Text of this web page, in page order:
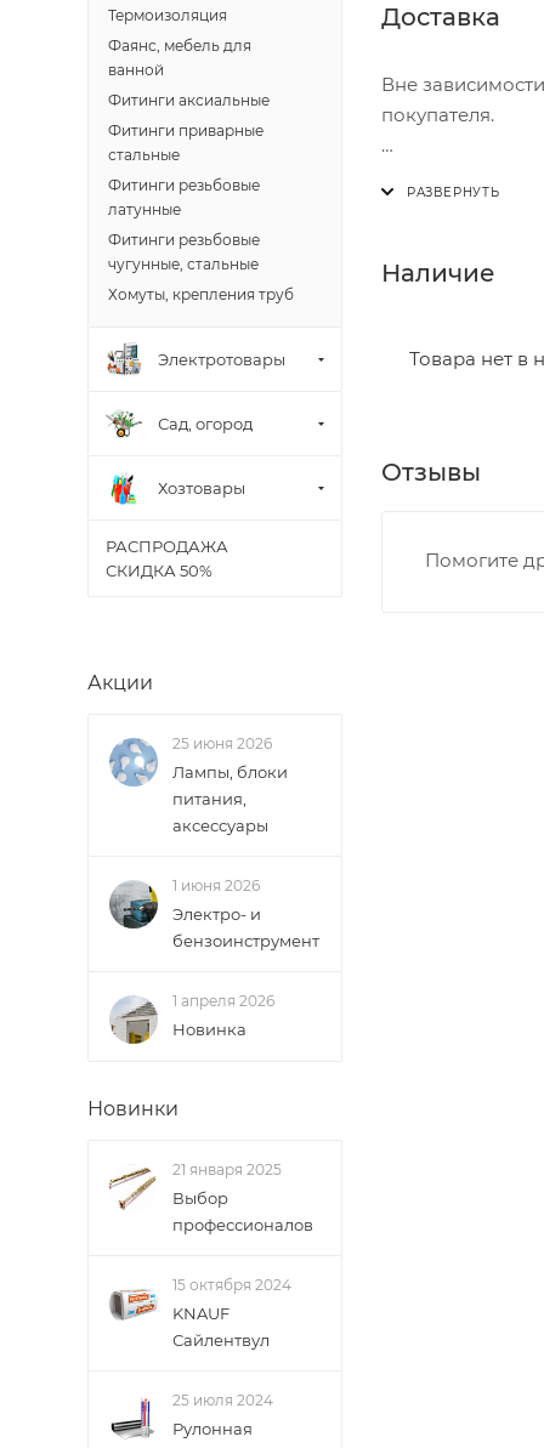
Доставка
Вне
покупателя.
Итоговая
- количества
• Ленина - 65
• Профсоюзная
Наличие
Товара нет в
Отзывы
Помогите
Термоизоляция
Фаянс, мебель для
ванной
Фитинги аксиальные
Фитинги приварные
стальные
Фитинги резьбовые
латунные
Фитинги резьбовые
чугунные, стальные
Хомуты, крепления труб
Электротовары
Сад, огород
Хозтовары
РАСПРОДАЖА
СКИДКА 50%
Акции
25 июня 2026
Лампы, блоки
питания,
аксессуары
1 июня 2026
Электро- и
бензоинструмент
1 апреля 2026
Новинка
Новинки
21 января 2025
Выбор
профессионалов
15 октября 2024
KNAUF
Сайлентвул
25 июля 2024
Рулонная